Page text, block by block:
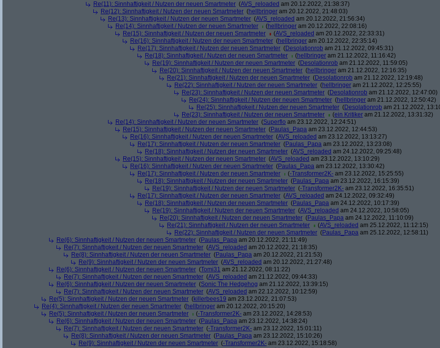
Re(11): Sinnhaftigkeit / Nutzen der neuen Smartmeter (AVS_reloaded am 20.12.2022, 21:38:37)
Re(12): Sinnhaftigkeit / Nutzen der neuen Smartmeter (hellbringer am 20.12.2022, 21:48:03)
Re(13): Sinnhaftigkeit / Nutzen der neuen Smartmeter (AVS_reloaded am 20.12.2022, 21:56:34)
Re(14): Sinnhaftigkeit / Nutzen der neuen Smartmeter
(hellbringer am 20.12.2022, 22:08:16)
Re(15): Sinnhaftigkeit / Nutzen der neuen Smartmeter
(AVS_reloaded am 20.12.2022, 22:33:31)
Re(16): Sinnhaftigkeit / Nutzen der neuen Smartmeter (hellbringer am 20.12.2022, 22:35:14)
Re(17): Sinnhaftigkeit / Nutzen der neuen Smartmeter (Desolationrob am 21.12.2022, 09:45:31)
Re(18): Sinnhaftigkeit / Nutzen der neuen Smartmeter
(hellbringer am 21.12.2022, 11:16:42)
Re(19): Sinnhaftigkeit / Nutzen der neuen Smartmeter (Desolationrob am 21.12.2022, 11:59:05)
Re(20): Sinnhaftigkeit / Nutzen der neuen Smartmeter (hellbringer am 21.12.2022, 12:16:35)
Re(21): Sinnhaftigkeit / Nutzen der neuen Smartmeter (Desolationrob am 21.12.2022, 12:19:48)
Re(22): Sinnhaftigkeit / Nutzen der neuen Smartmeter (hellbringer am 21.12.2022, 12:25:55)
Re(23): Sinnhaftigkeit / Nutzen der neuen Smartmeter (Desolationrob am 21.12.2022, 12:47:00)
Re(24): Sinnhaftigkeit / Nutzen der neuen Smartmeter (hellbringer am 21.12.2022, 12:50:42)
Re(25): Sinnhaftigkeit / Nutzen der neuen Smartmeter (Desolationrob am 21.12.2022,
Re(23): Sinnhaftigkeit / Nutzen der neuen Smartmeter
(ein Kritiker am 21.12.2022, 13:31:32)
Re(14): Sinnhaftigkeit / Nutzen der neuen Smartmeter (Superflo am 23.12.2022, 12:24:51)
Re(15): Sinnhaftigkeit / Nutzen der neuen Smartmeter (Paulas_Papa am 23.12.2022, 12:44:53)
Re(16): Sinnhaftigkeit / Nutzen der neuen Smartmeter (AVS_reloaded am 23.12.2022, 13:13:27)
Re(17): Sinnhaftigkeit / Nutzen der neuen Smartmeter (Paulas_Papa am 23.12.2022, 13:23:08)
Re(18): Sinnhaftigkeit / Nutzen der neuen Smartmeter (AVS_reloaded am 24.12.2022, 09:25:48)
Re(15): Sinnhaftigkeit / Nutzen der neuen Smartmeter (AVS_reloaded am 23.12.2022, 13:10:29)
Re(16): Sinnhaftigkeit / Nutzen der neuen Smartmeter (Paulas_Papa am 23.12.2022, 13:30:42)
Re(17): Sinnhaftigkeit / Nutzen der neuen Smartmeter
(-Transformer2K- am 23.12.2022, 15:25:55)
Re(18): Sinnhaftigkeit / Nutzen der neuen Smartmeter (Paulas_Papa am 23.12.2022, 16:15:39)
Re(19): Sinnhaftigkeit / Nutzen der neuen Smartmeter (-Transformer2K- am 23.12.2022, 16:35:51)
Re(17): Sinnhaftigkeit / Nutzen der neuen Smartmeter (AVS_reloaded am 24.12.2022, 09:32:49)
Re(18): Sinnhaftigkeit / Nutzen der neuen Smartmeter (Paulas_Papa am 24.12.2022, 10:17:39)
Re(19): Sinnhaftigkeit / Nutzen der neuen Smartmeter (AVS_reloaded am 24.12.2022, 10:58:05)
Re(20): Sinnhaftigkeit / Nutzen der neuen Smartmeter (Paulas_Papa am 24.12.2022, 11:10:09)
Re(21): Sinnhaftigkeit / Nutzen der neuen Smartmeter
(AVS_reloaded am 25.12.2022, 11:12:15)
Re(22): Sinnhaftigkeit / Nutzen der neuen Smartmeter (Paulas_Papa am 25.12.2022, 12:58:11)
Re(6): Sinnhaftigkeit / Nutzen der neuen Smartmeter (Paulas_Papa am 20.12.2022, 21:11:49)
Re(7): Sinnhaftigkeit / Nutzen der neuen Smartmeter (AVS_reloaded am 20.12.2022, 21:18:35)
Re(8): Sinnhaftigkeit / Nutzen der neuen Smartmeter (Paulas_Papa am 20.12.2022, 21:21:53)
Re(9): Sinnhaftigkeit / Nutzen der neuen Smartmeter (AVS_reloaded am 20.12.2022, 21:27:48)
Re(6): Sinnhaftigkeit / Nutzen der neuen Smartmeter (Tomi31 am 21.12.2022, 08:11:22)
Re(7): Sinnhaftigkeit / Nutzen der neuen Smartmeter (AVS_reloaded am 21.12.2022, 09:44:33)
Re(6): Sinnhaftigkeit / Nutzen der neuen Smartmeter (Sonic The Hedgehog am 21.12.2022, 13:39:15)
Re(7): Sinnhaftigkeit / Nutzen der neuen Smartmeter (AVS_reloaded am 22.12.2022, 10:12:59)
Re(5): Sinnhaftigkeit / Nutzen der neuen Smartmeter (killerbees19 am 23.12.2022, 21:07:53)
Re(4): Sinnhaftigkeit / Nutzen der neuen Smartmeter (hellbringer am 20.12.2022, 20:15:20)
Re(5): Sinnhaftigkeit / Nutzen der neuen Smartmeter
(-Transformer2K- am 23.12.2022, 14:28:53)
Re(6): Sinnhaftigkeit / Nutzen der neuen Smartmeter (Paulas_Papa am 23.12.2022, 14:38:24)
Re(7): Sinnhaftigkeit / Nutzen der neuen Smartmeter (-Transformer2K- am 23.12.2022, 15:01:11)
Re(8): Sinnhaftigkeit / Nutzen der neuen Smartmeter (Paulas_Papa am 23.12.2022, 15:10:26)
Re(9): Sinnhaftigkeit / Nutzen der neuen Smartmeter (-Transformer2K- am 23.12.2022, 15:18:58)